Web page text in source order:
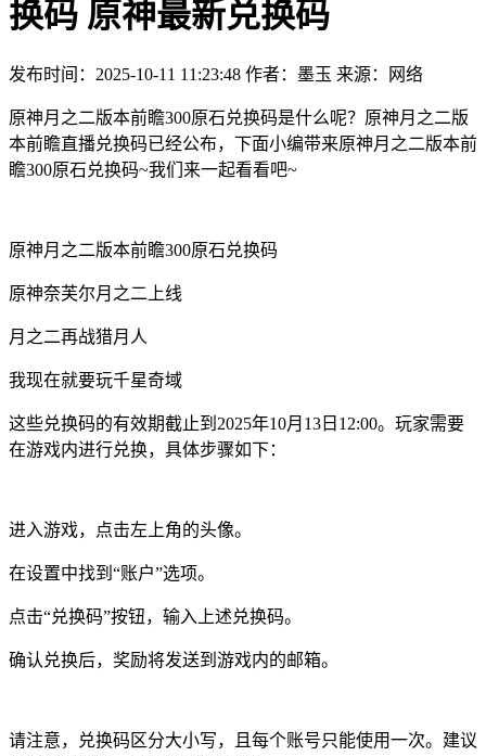
换码 原神最新兑换码
发布时间：2025-10-11 11:23:48 作者：墨玉 来源：网络
原神月之二版本前瞻300原石兑换码是什么呢？原神月之二版
本前瞻直播兑换码已经公布，下面小编带来原神月之二版本前
瞻300原石兑换码~我们来一起看看吧~
原神月之二版本前瞻300原石兑换码
原神奈芙尔月之二上线
月之二再战猎月人
我现在就要玩千星奇域
这些兑换码的有效期截止到2025年10月13日12:00。玩家需要
在游戏内进行兑换，具体步骤如下：
进入游戏，点击左上角的头像。
在设置中找到“账户”选项。
点击“兑换码”按钮，输入上述兑换码。
确认兑换后，奖励将发送到游戏内的邮箱。
请注意，兑换码区分大小写，且每个账号只能使用一次。建议